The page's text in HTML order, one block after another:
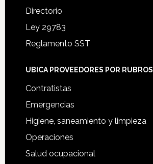
Directorio
Ley 29783
Reglamento SST
UBICA PROVEEDORES POR RUBROS
Contratistas
Emergencias
Higiene, saneamiento y limpieza
Operaciones
Salud ocupacional